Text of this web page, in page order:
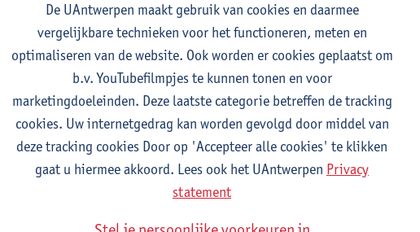
Supervisie
1E/2E SEM
studiepunten
Lesgever(s): Aster Van Mieghem Gytha Burman Astrid Cerpentier
Hanane Dauwe
Wouter Delée Hans Ihmsen
Jokelien Strobbe
Tania Van Passen Marise Van Tendeloo
Introductie vakdidactiek
Verplicht: 3 studiepunten, indien één vakdidactiek
6 studiepunten, indien 2 vakdidactieken
In het modeltraject kies je 2 introducties vakdidactiek die aansluiten bij je
De UAntwerpen maakt gebruik van cookies en daarmee
vergelijkbare technieken voor het functioneren, meten en
optimaliseren van de website. Ook worden er cookies geplaatst om
b.v. YouTubefilmpjes te kunnen tonen en voor
marketingdoeleinden. Deze laatste categorie betreffen de tracking
cookies. Uw internetgedrag kan worden gevolgd door middel van
deze tracking cookies Door op 'Accepteer alle cookies' te klikken
gaat u hiermee akkoord. Lees ook het UAntwerpen Privacy
statement